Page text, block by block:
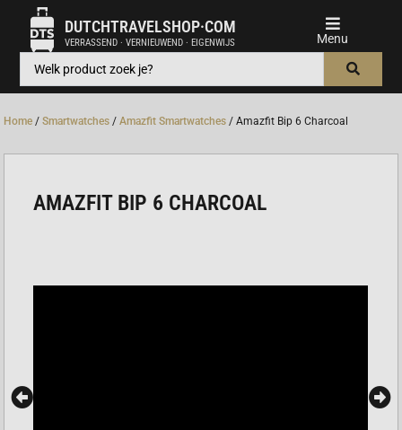
DUTCHTRAVELSHOP·COM
VERRASSEND · VERNIEUWEND · EIGENWIJS
Home /Smartwatches /Amazfit Smartwatches / Amazfit Bip 6 Charcoal
AMAZFIT BIP 6 CHARCOAL